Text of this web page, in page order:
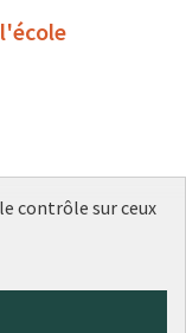
contrôle sur ceux